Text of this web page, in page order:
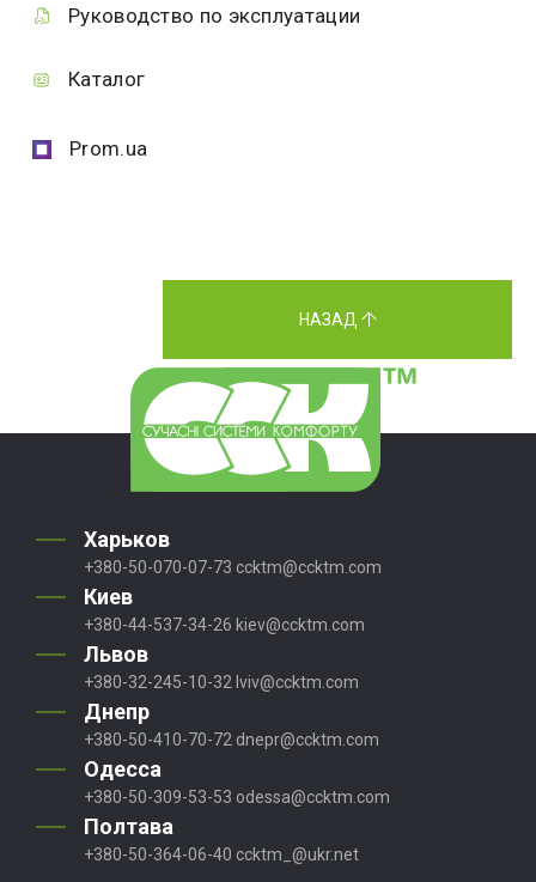
Руководство по эксплуатации
Каталог
Prom.ua
НАЗАД
Харьков
+380-50-070-07-73 ccktm@ccktm.com
Киев
+380-44-537-34-26 kiev@ccktm.com
Львов
+380-32-245-10-32 lviv@ccktm.com
Днепр
+380-50-410-70-72 dnepr@ccktm.com
Одесса
+380-50-309-53-53 odessa@ccktm.com
Полтава
+380-50-364-06-40 ccktm_@ukr.net